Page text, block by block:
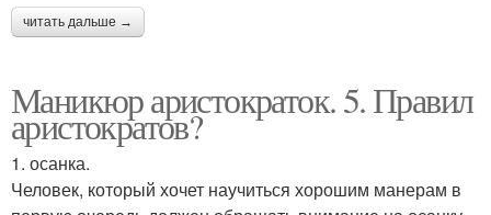
читать дальше →
Маникюр аристократок. 5. Правил
аристократов?
1. осанка.
Человек, который хочет научиться хорошим манерам в